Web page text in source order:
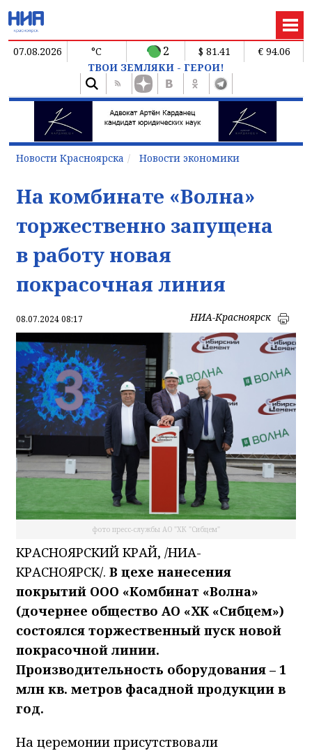
07.08.2026 °C 2 $ 81.41
€ 94.06
ТВОИ ЗЕМЛЯКИ - ГЕРОИ!
Новости Красноярска Новости экономики
На комбинате «Волна»
торжественно запущена
в работу новая
покрасочная линия
08.07.2024 08:17 НИА-Красноярск
фото пресс-службы АО "ХК "Сибцем"
КРАСНОЯРСКИЙ КРАЙ, /НИА-
КРАСНОЯРСК/. В цехе нанесения
покрытий ООО «Комбинат «Волна»
(дочернее общество АО «ХК «Сибцем»)
состоялся торжественный пуск новой
покрасочной линии.
Производительность оборудования – 1
млн кв. метров фасадной продукции в
год.
На церемонии присутствовали